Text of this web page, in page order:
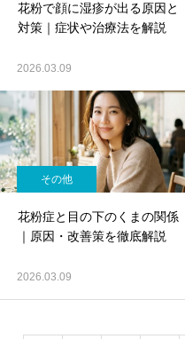
花粉で顔に湿疹が出る原因と
対策｜症状や治療法を解説
2026.03.09
その他
花粉症と目の下のくまの関係
｜原因・改善策を徹底解説
2026.03.09